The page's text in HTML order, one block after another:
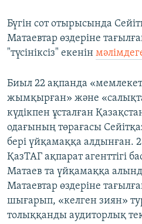
Бүгін сот отырысында
Матаевтар өздеріне
"түсініксіз" екенін
Биыл 22 ақпанда
жымқырған» және
күдікпен ұсталған
одағының төрағасы
бері үйқамаққа алдынған.
ҚазТАГ ақпарат агенттігі
Матаев та үйқамаққа
Матаевтар өздеріне
шығарып, «келген зиян»
толыққанды аудиторлық